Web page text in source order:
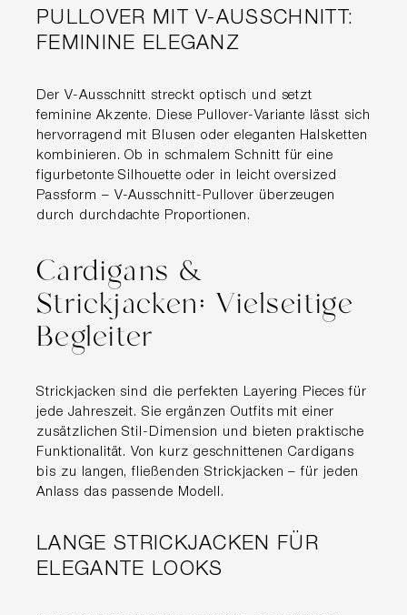
PULLOVER MIT V-AUSSCHNITT:
FEMININE ELEGANZ
Der V-Ausschnitt streckt optisch und setzt
feminine Akzente. Diese Pullover-Variante lässt sich
hervorragend mit Blusen oder eleganten Halsketten
kombinieren. Ob in schmalem Schnitt für eine
figurbetonte Silhouette oder in leicht oversized
Passform – V-Ausschnitt-Pullover überzeugen
durch durchdachte Proportionen.
Cardigans &
Strickjacken: Vielseitige
Begleiter
Strickjacken sind die perfekten Layering Pieces für
jede Jahreszeit. Sie ergänzen Outfits mit einer
zusätzlichen Stil-Dimension und bieten praktische
Funktionalität. Von kurz geschnittenen Cardigans
bis zu langen, fließenden Strickjacken – für jeden
Anlass das passende Modell.
LANGE STRICKJACKEN FÜR
ELEGANTE LOOKS